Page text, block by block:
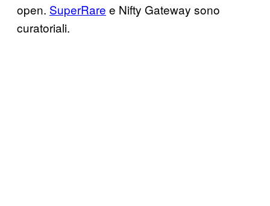
open. SuperRare e Nifty Gateway sono
curatoriali.